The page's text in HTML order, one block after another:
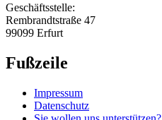
Geschäftsstelle:
Rembrandtstraße 47
99099 Erfurt
Fußzeile
Impressum
Datenschutz